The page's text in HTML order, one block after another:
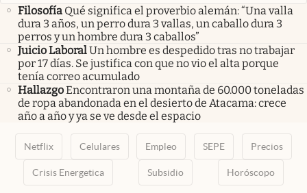
Filosofía Qué significa el proverbio alemán: “Una valla
dura 3 años, un perro dura 3 vallas, un caballo dura 3
perros y un hombre dura 3 caballos”
Juicio LaboralUn hombre es despedido tras no trabajar
por 17 días. Se justifica con que no vio el alta porque
tenía correo acumulado
HallazgoEncontraron una montaña de 60.000 toneladas
de ropa abandonada en el desierto de Atacama: crece
año a año y ya se ve desde el espacio
Netflix Celulares Empleo SEPE Precios
Crisis Energetica Subsidio Horóscopo